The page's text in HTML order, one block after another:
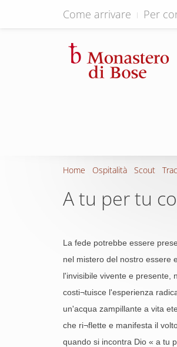
Come arrivare Per
Home Ospitalità Scout
A tu per tu
La fede potrebbe essere
nel mistero del nostro essere
l'invisibile vivente e presente,
costi¬tuisce l'esperienza
un'acqua zampillante a vita
che ri¬flette e manifesta il
quando si incontra Dio « a tu